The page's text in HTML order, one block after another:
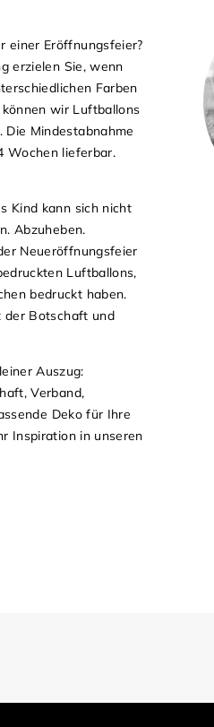
einer Eröffnungsfeier?
erzielen Sie, wenn
Farben
wir Luftballons
Mindestabnahme
Wochen lieferbar.
Kind kann sich nicht
Abzuheben.
Neueröffnungsfeier
Luftballons,
bedruckt haben.
der Botschaft und
Auszug:
Verband,
Deko für Ihre
Inspiration in unseren